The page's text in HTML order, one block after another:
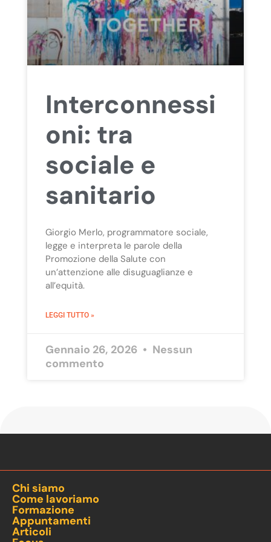
Interconnessi
oni: tra
sociale e
sanitario
Giorgio Merlo, programmatore sociale,
legge e interpreta le parole della
Promozione della Salute con
un’attenzione alle disuguaglianze e
all’equità.
LEGGI TUTTO »
Gennaio 26, 2026
Nessun
commento
Chi siamo
Come lavoriamo
Formazione
Appuntamenti
Articoli